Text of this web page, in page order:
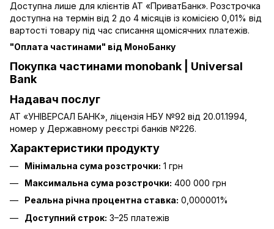
Доступна лише для клієнтів АТ «ПриватБанк». Розстрочка
доступна на термін від 2 до 4 місяців із комісією 0,01% від
вартості товару під час списання щомісячних платежів.
"Оплата частинами" від МоноБанку
Покупка частинами monobank | Universal
Bank
Надавач послуг
АТ «УНІВЕРСАЛ БАНК», ліцензія НБУ №92 від 20.01.1994,
номер у Державному реєстрі банків №226.
Характеристики продукту
Мінімальна сума розстрочки: 1 грн
Максимальна сума розстрочки: 400 000 грн
Реальна річна процентна ставка: 0,000001%
Доступний строк: 3–25 платежів